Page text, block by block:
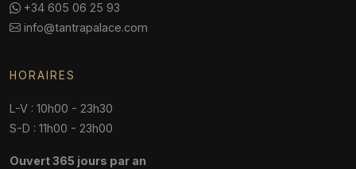
+34 605 06 25 93
info@tantrapalace.com
HORAIRES
L-V : 10h00 - 23h30
S-D : 11h00 - 23h00
Ouvert 365 jours par an